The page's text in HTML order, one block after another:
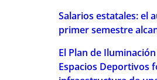
Salarios estatales: el
primer semestre
El Plan de
Espacios Deportivos